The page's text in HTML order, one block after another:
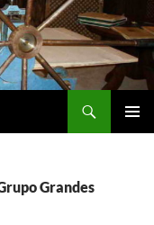
Grandes